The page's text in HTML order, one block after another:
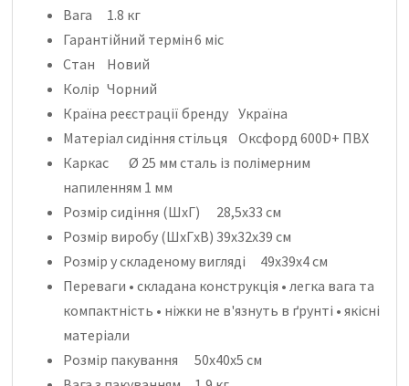
Вага
1.8 кг
Гарантійний термін6 міс
Стан
Новий
Колір Чорний
Країна реєстрації бренду Україна
Матеріал сидіння стільця
Оксфорд 600D+ ПВХ
Каркас
Ø 25 мм сталь із полімерним
напиленням 1 мм
Розмір сидіння (ШхГ)
28,5х33 см
Розмір виробу (ШхГхВ) 39х32х39 см
Розмір у складеному вигляді
49х39х4 см
Переваги • складана конструкція • легка вага та
компактність • ніжки не в'язнуть в ґрунті • якісні
матеріали
Розмір пакування
50х40х5 см